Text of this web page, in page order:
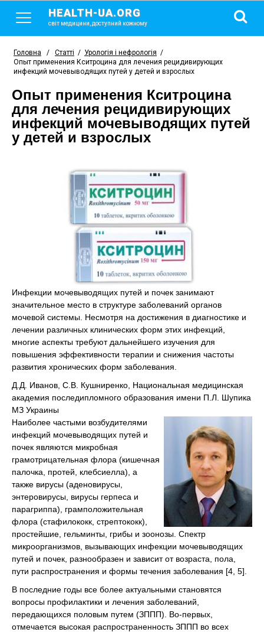
HEALTH-UA.ORG
світ медицини, доступний кожному
Головна / Статті / Урологія і нефрологія /
Опыт применения Кситроцина для лечения рецидивирующих
инфекций мочевыводящих путей у детей и взрослых
Опыт применения Кситроцина
для лечения рецидивирующих
инфекций мочевыводящих путей
у детей и взрослых
Инфекции мочевыводящих путей и почек занимают
значительное место в структуре заболеваний органов
мочевой системы. Несмотря на достижения в диагностике и
лечении различных клинических форм этих инфекций,
многие аспекты требуют дальнейшего изучения для
повышения эффективности терапии и снижения частоты
развития хронических форм заболевания.
Д.Д. Иванов, С.В. Кушниренко, Национальная медицинская
академия последипломного образования имени П.Л. Шупика
МЗ Украины
Наиболее частыми возбудителями
инфекций мочевыводящих путей и
почек являются микробная
грамотрицательная флора (кишечная
палочка, протей, клебсиелла), а
также вирусы (аденовирусы,
энтеровирусы, вирусы герпеса и
парагриппа), грамположительная
флора (стафилококк, стрептококк),
простейшие, гельминты, грибы и зоонозы. Спектр
микроорганизмов, вызывающих инфекции мочевыводящих
путей и почек, разнообразен и зависит от возраста, пола,
пути распространения и формы течения заболевания [4, 5].
В последние годы все более актуальными становятся
вопросы профилактики и лечения заболеваний,
передающихся половым путем (ЗППП). Во-первых,
отмечается высокая распространенность ЗППП во всех